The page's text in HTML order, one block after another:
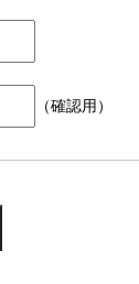
（確認用）